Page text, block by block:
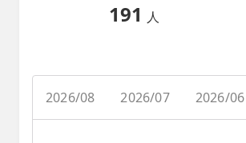
191 人
2026/08 2026/07 2026/06